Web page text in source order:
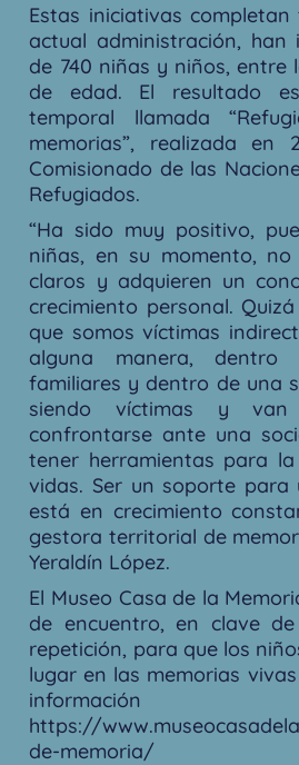
Estas iniciativas
actual administración,
de 740 niñas y niños, entre
de edad. El resultado
temporal llamada
memorias”, realizada
Comisionado de las
Refugiados.
“Ha sido muy positivo,
niñas, en su momento, no
claros y adquieren un
crecimiento personal.
que somos víctimas
alguna manera, dentro
familiares y dentro de una
siendo víctimas y van
confrontarse ante una
tener herramientas para
vidas. Ser un soporte para
está en crecimiento
gestora territorial de
Yeraldín López.
El Museo Casa de la
de encuentro, en clave
repetición, para que los
lugar en las memorias
https://
de-memoria/